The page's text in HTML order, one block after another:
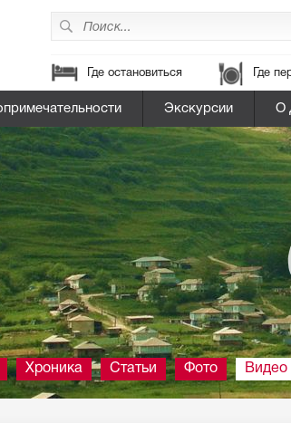
Где остановиться Где
Экскурсии О
Хроника Статьи Фото Видео